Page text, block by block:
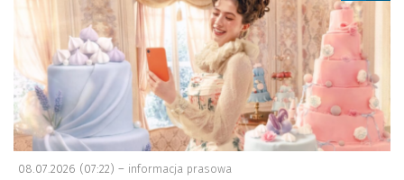
08.07.2026 (07:22) – informacja prasowa